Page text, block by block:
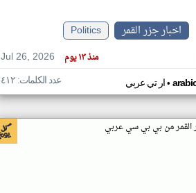
اخبار جزر القمر
Politics
Jul 26, 2026
منذ ١٣ يوم
ار تي عربي• عدد الكلمات: ٤١٢
القمر من بي بي سي عربي